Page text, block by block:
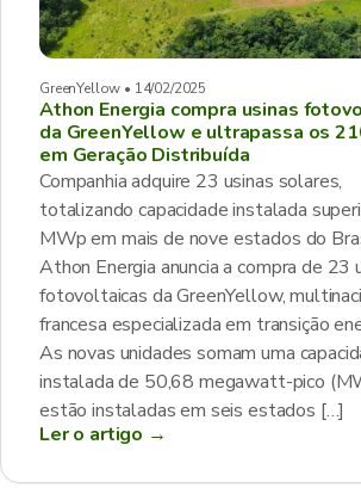
GreenYellow • 14/02/2025
Athon Energia compra usinas
da GreenYellow e ultrapassa os
em Geração Distribuída
Companhia adquire 23 usinas solares,
totalizando capacidade instalada
MWp em mais de nove estados do
Athon Energia anuncia a compra de 23
fotovoltaicas da GreenYellow,
francesa especializada em transição
As novas unidades somam uma
instalada de 50,68 megawatt-pico
estão instaladas em seis estados […]
Ler o artigo →